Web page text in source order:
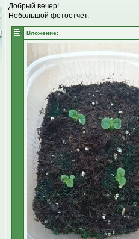
Добрый вечер!
Небольшой фотоотчёт.
Вложение: